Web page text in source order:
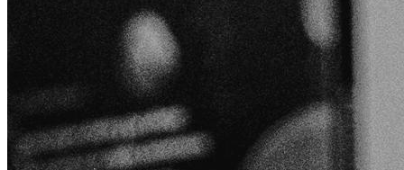
Daniel Corpas Hansen